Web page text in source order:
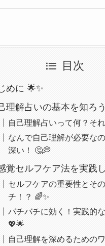
目次
めに 🌟✨
理解占いの基本を知ろ
自己理解占いって何？そ
なんで自己理解が必要な
深い！ 🤔💭
覚セルフケア法を実践
セルフケアの重要性とそ
チ！？ 🌈✨
バチバチに効く！実践的
💖🌟
自己理解を深めるための